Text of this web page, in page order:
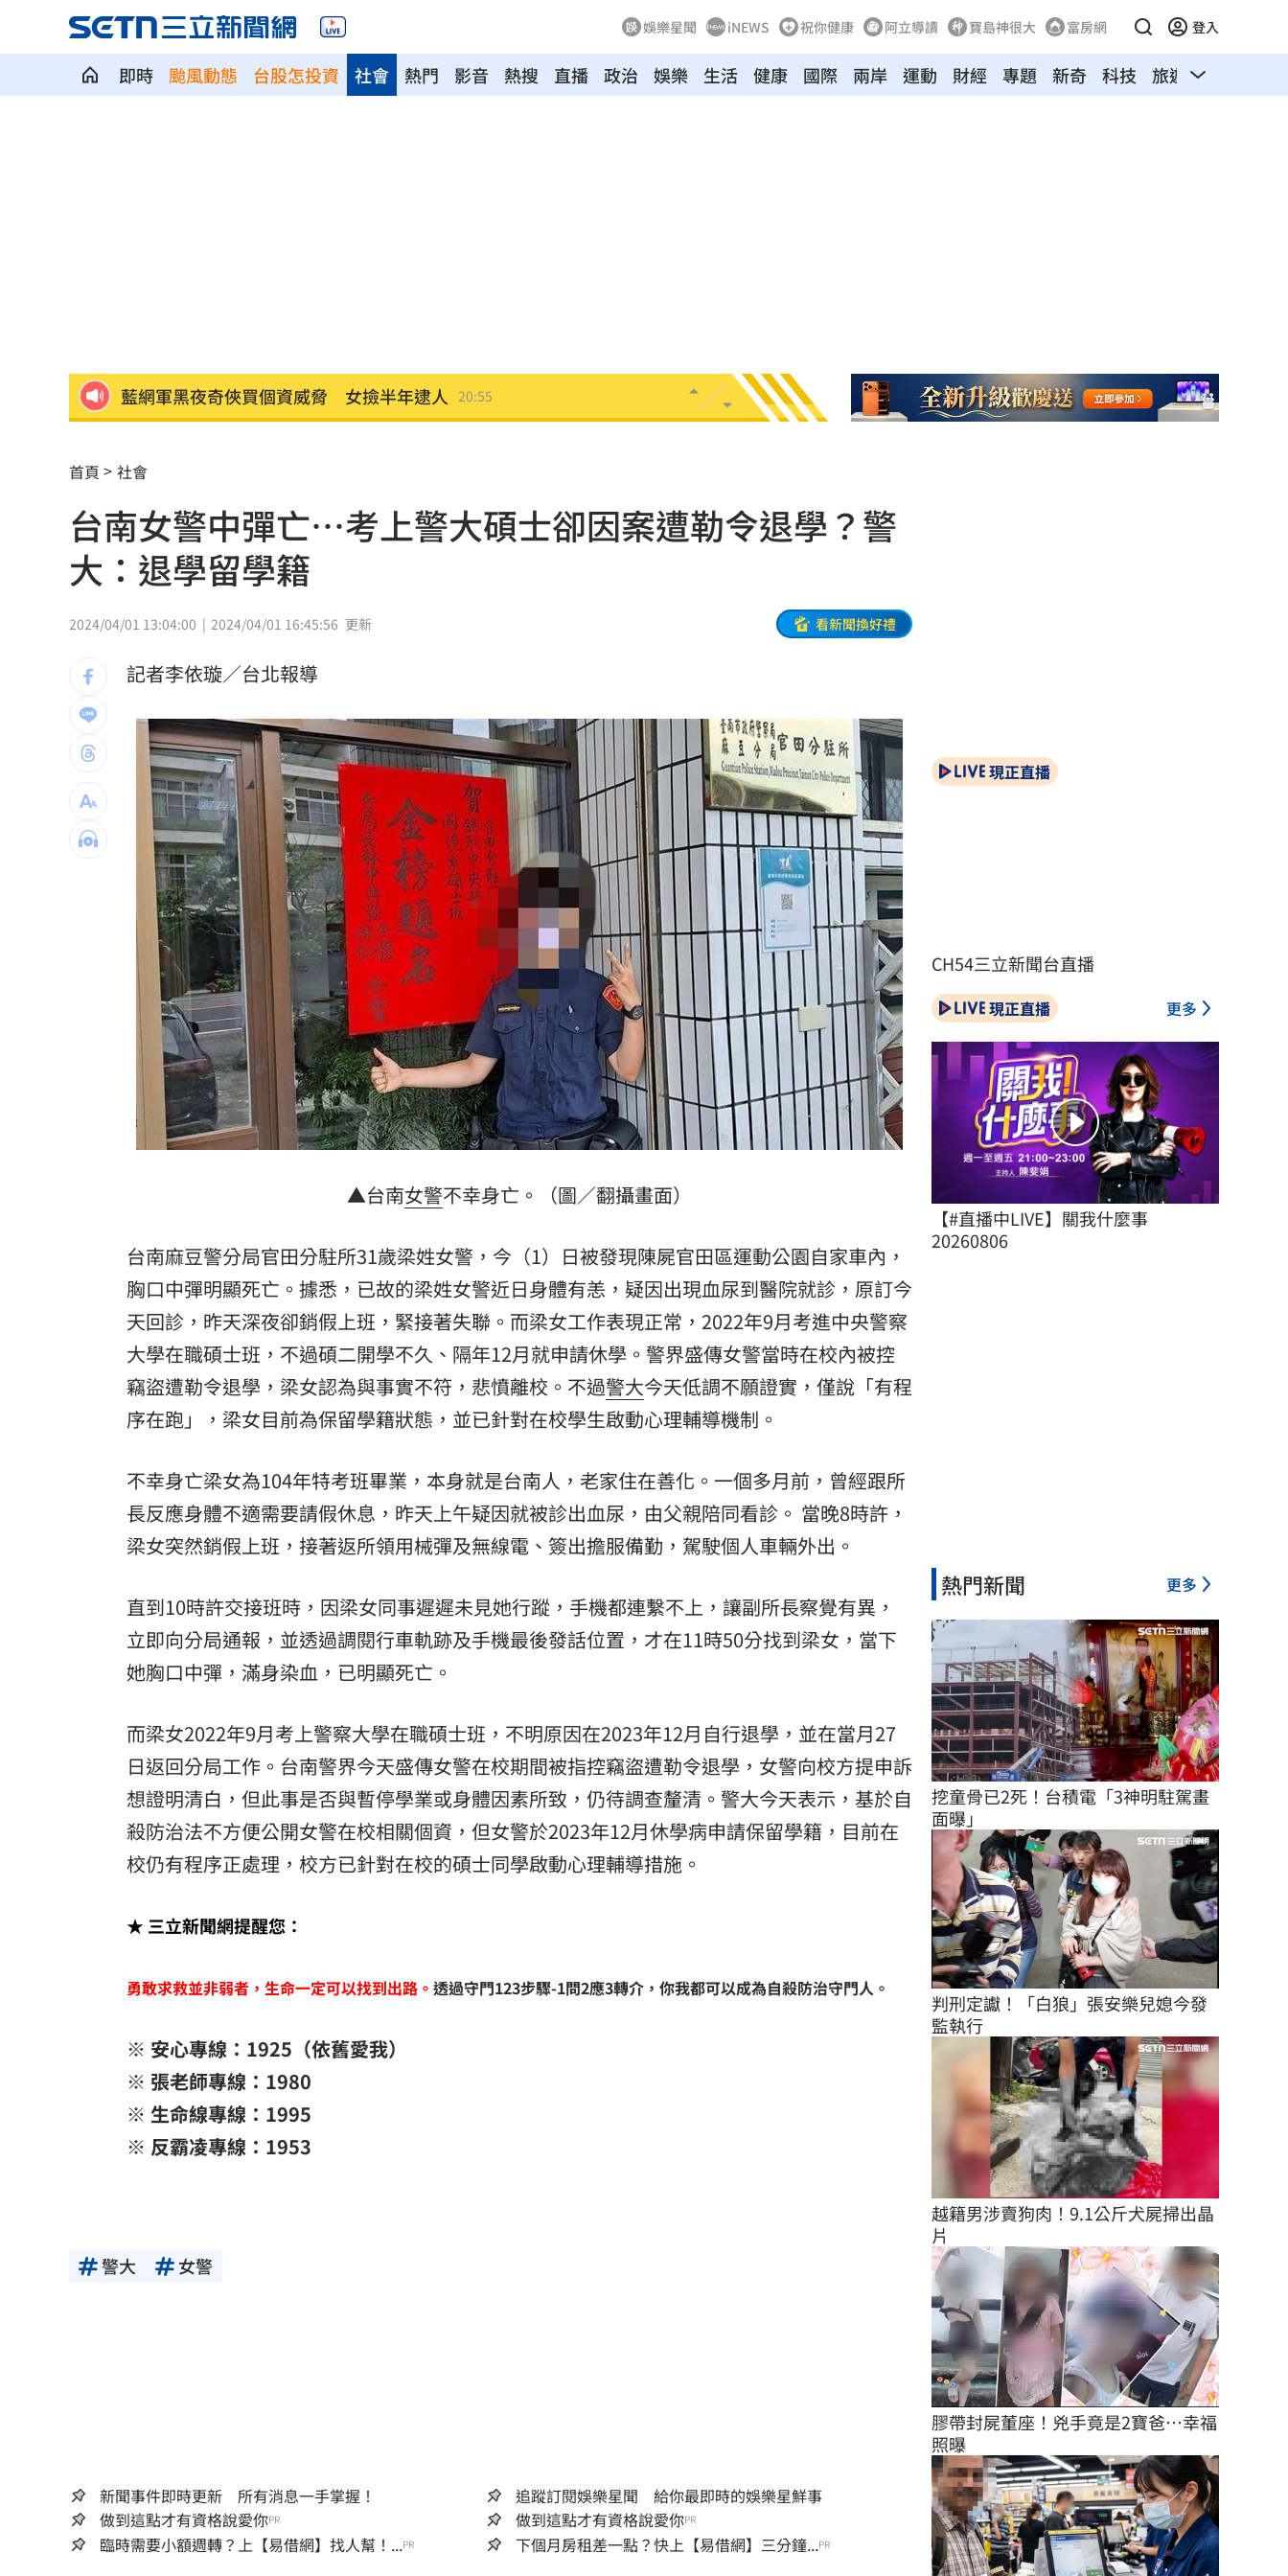
娛樂星聞 iNEWS 祝你健康 阿立導讀 寶島神很大 富房網 登入
即時 颱風動態 台股怎投資 熱門 影音 熱搜 直播 政治
社會 娛樂 生活 健康 國際 兩岸 運動 財經 專題 新奇 科技 旅遊 汽車
藍網軍黑夜奇俠買個資威脅 女撿半年逮人 20:55
漢光42／第五作戰區實施關鍵基礎設施防衛
傳社宅「只會新增3萬戶」 劉世芳說話了 20:52
快訊／威力彩頭獎2億 8／6開獎號碼
桃園5區8/10停水11小時 近10萬戶受影響
李棟旭拍裸露戲拚了 戒酒半年狂操肌肉
華邦電：記憶體2027年更吃緊 高雄廠擴建 20:39
慈濟被詐10億 王必勝曝「陳時中早示警」 20:39
7年內連罹2癌！她「愛吃3款點心」惹禍 20:38
遠見天下創辦人高希均90歲辭世！ 20:35
詐慈濟主嫌信辟穀教 收押全破功嗑光便當 20:34
AI時代!培養孩子思考.解決問題能力更重要
前黑澀會美眉宣布新身分 祭高額佣金徵人 20:30
台灣彩券開獎直播中 20:31
LIVE三立+24小時直播 15:27
三立iNEWS新聞台線上直播 18:00
理想混蛋號召粉絲跨海追星吃美食！ 18:15
首頁 社會
台南女警中彈亡…考上警大碩士卻因案遭勒令退學？警
大：退學留學籍
2024/04/01 13:04:00 2024/04/01 16:45:56 更新 看新聞換好禮
記者李依璇／台北報導
▲台南女警不幸身亡。（圖／翻攝畫面）
台南麻豆警分局官田分駐所31歲梁姓女警，今（1）日被發現陳屍官田區運動公園自家車內，
胸口中彈明顯死亡。據悉，已故的梁姓女警近日身體有恙，疑因出現血尿到醫院就診，原訂今
天回診，昨天深夜卻銷假上班，緊接著失聯。而梁女工作表現正常，2022年9月考進中央警察
大學在職碩士班，不過碩二開學不久、隔年12月就申請休學。警界盛傳女警當時在校內被控
竊盜遭勒令退學，梁女認為與事實不符，悲憤離校。不過警大今天低調不願證實，僅說「有程
序在跑」，梁女目前為保留學籍狀態，並已針對在校學生啟動心理輔導機制。
不幸身亡梁女為104年特考班畢業，本身就是台南人，老家住在善化。一個多月前，曾經跟所
長反應身體不適需要請假休息，昨天上午疑因就被診出血尿，由父親陪同看診。 當晚8時許，
梁女突然銷假上班，接著返所領用械彈及無線電、簽出擔服備勤，駕駛個人車輛外出。
直到10時許交接班時，因梁女同事遲遲未見她行蹤，手機都連繫不上，讓副所長察覺有異，
立即向分局通報，並透過調閱行車軌跡及手機最後發話位置，才在11時50分找到梁女，當下
她胸口中彈，滿身染血，已明顯死亡。
而梁女2022年9月考上警察大學在職碩士班，不明原因在2023年12月自行退學，並在當月27
日返回分局工作。台南警界今天盛傳女警在校期間被指控竊盜遭勒令退學，女警向校方提申訴
想證明清白，但此事是否與暫停學業或身體因素所致，仍待調查釐清。警大今天表示，基於自
殺防治法不方便公開女警在校相關個資，但女警於2023年12月休學病申請保留學籍，目前在
校仍有程序正處理，校方已針對在校的碩士同學啟動心理輔導措施。
★ 三立新聞網提醒您：
勇敢求救並非弱者，生命一定可以找到出路。 透過守門123步驟-1問2應3轉介，你我都可以成為自殺防治守門人。
※ 安心專線：1925（依舊愛我）
※ 張老師專線：1980
※ 生命線專線：1995
※ 反霸凌專線：1953
警大 女警
新聞事件即時更新 所有消息一手掌握！
追蹤訂閱娛樂星聞 給你最即時的娛樂星鮮事
做到這點才有資格說愛你PR 做到這點才有資格說愛你PR
臨時需要小額週轉？上【易借網】找人幫！...PR 下個月房租差一點？快上【易借網】三分鐘...PR
現正直播
CH54三立新聞台直播
現正直播 更多
【#直播中LIVE】關我什麼事
20260806
熱門新聞 更多
挖童骨已2死！台積電「3神明駐駕畫
面曝」
判刑定讞！「白狼」張安樂兒媳今發
監執行
越籍男涉賣狗肉！9.1公斤犬屍掃出晶
片
膠帶封屍董座！兇手竟是2寶爸…幸福
照曝